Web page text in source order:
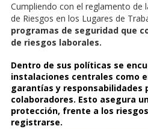
Cumpliendo con el reglamento de
de Riesgos en los Lugares de
programas de seguridad que
de riesgos laborales.
Dentro de sus políticas se
instalaciones centrales como
garantías y responsabilidades
colaboradores. Esto asegura
protección, frente a los
registrarse.